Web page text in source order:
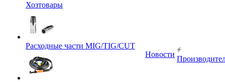
Хозтовары
Расходные части MIG/TIG/CUT
Новости